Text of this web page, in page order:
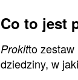
Co to jest
Prokitto zestaw
dziedziny, w